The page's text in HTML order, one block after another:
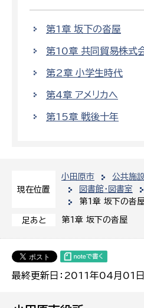
現在位置
小田原市 公共施設
図書館・図書室
第1章 坂下の沓
足あと 第1章 坂下の沓屋
最終更新日：2011年04月01日
第1章 坂下の沓屋
第10章 共同貿易株式
第2章 小学生時代
第4章 アメリカへ
第15章 戦後十年